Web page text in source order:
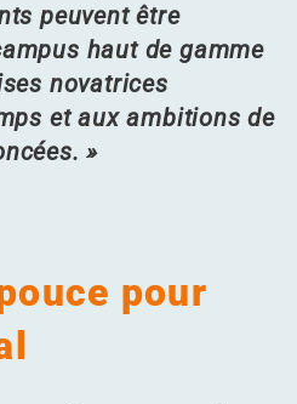
peuvent être
haut de gamme
novatrices
et aux ambitions de
»
pour